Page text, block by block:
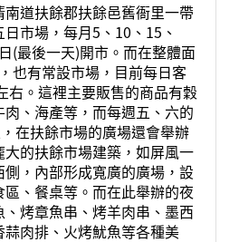
道扶餘郡扶餘邑舊衙里一帶
市場，每月5、10、15、
(最後一天)開市。而在整體面
也有常設市場，目前每日客
右。這裡主要販售的商品有穀
、海產等，而每週五、六的
在扶餘市場的廣場還會舉辦
的扶餘市場建築，如屏風一
，內部形成寬廣的廣場，設
、餐桌等。而在此舉辦的夜
烤章魚串、烤羊肉串、墨西
肉排、火烤魷魚等各種美